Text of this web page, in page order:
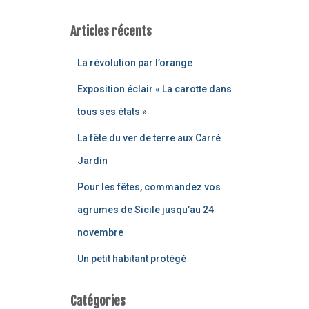
Articles récents
La révolution par l’orange
Exposition éclair « La carotte dans
tous ses états »
La fête du ver de terre aux Carré
Jardin
Pour les fêtes, commandez vos
agrumes de Sicile jusqu’au 24
novembre
Un petit habitant protégé
Catégories